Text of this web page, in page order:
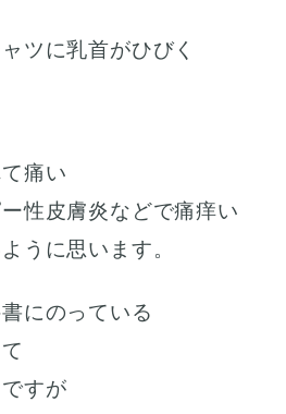
ツに乳首がひびく
痛い
性皮膚炎などで痛痒い
うに思います。
にのっている
すが